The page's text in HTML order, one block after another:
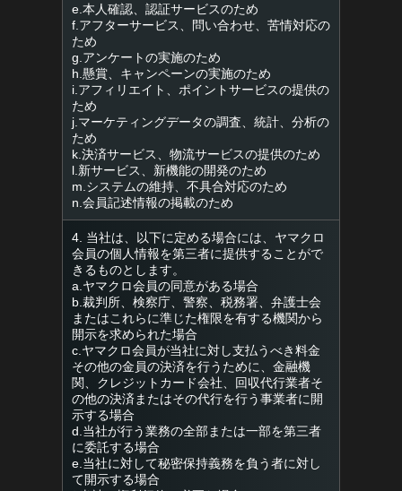
e.本人確認、認証サービスのため
f.アフターサービス、問い合わせ、苦情対応の
ため
g.アンケートの実施のため
h.懸賞、キャンペーンの実施のため
i.アフィリエイト、ポイントサービスの提供の
ため
j.マーケティングデータの調査、統計、分析の
ため
k.決済サービス、物流サービスの提供のため
l.新サービス、新機能の開発のため
m.システムの維持、不具合対応のため
n.会員記述情報の掲載のため
4. 当社は、以下に定める場合には、ヤマクロ
会員の個人情報を第三者に提供することがで
きるものとします。
a.ヤマクロ会員の同意がある場合
b.裁判所、検察庁、警察、税務署、弁護士会
またはこれらに準じた権限を有する機関から
開示を求められた場合
c.ヤマクロ会員が当社に対し支払うべき料金
その他の金員の決済を行うために、金融機
関、クレジットカード会社、回収代行業者そ
の他の決済またはその代行を行う事業者に開
示する場合
d.当社が行う業務の全部または一部を第三者
に委託する場合
e.当社に対して秘密保持義務を負う者に対し
て開示する場合